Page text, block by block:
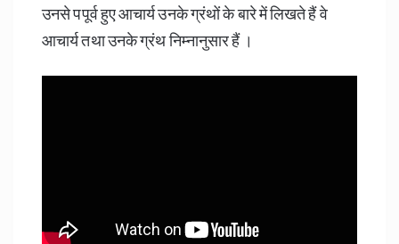
उनसे पपूर्व हुए आचार्य उनके ग्रंथों के बारे में लिखते हैं वे
आचार्य तथा उनके ग्रंथ निम्नानुसार हैं ।